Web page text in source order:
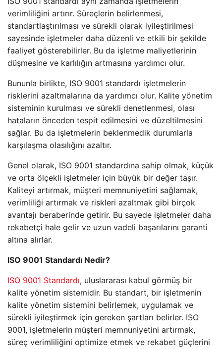
verimliliğini artırır. Süreçlerin belirlenmesi,
standartlaştırılması ve sürekli olarak iyileştirilmesi
sayesinde işletmeler daha düzenli ve etkili bir şekilde
faaliyet gösterebilirler. Bu da işletme maliyetlerinin
düşmesine ve karlılığın artmasına yardımcı olur.
Bununla birlikte, ISO 9001 standardı işletmelerin
risklerini azaltmalarına da yardımcı olur. Kalite yönetim
sisteminin kurulması ve sürekli denetlenmesi, olası
hataların önceden tespit edilmesini ve düzeltilmesini
sağlar. Bu da işletmelerin beklenmedik durumlarla
karşılaşma olasılığını azaltır.
Genel olarak, ISO 9001 standardına sahip olmak, küçük
ve orta ölçekli işletmeler için büyük bir değer taşır.
Kaliteyi artırmak, müşteri memnuniyetini sağlamak,
verimliliği artırmak ve riskleri azaltmak gibi birçok
avantajı beraberinde getirir. Bu sayede işletmeler daha
rekabetçi hale gelir ve uzun vadeli başarılarını garanti
altına alırlar.
ISO 9001 Standardı Nedir?
ISO 9001 Standardı, uluslararası kabul görmüş bir
kalite yönetim sistemidir. Bu standart, bir işletmenin
kalite yönetim sistemini belirlemek, uygulamak ve
sürekli iyileştirmek için gereken şartları belirler. ISO
9001, işletmelerin müşteri memnuniyetini artırmak,
süreç verimliliğini optimize etmek ve rekabet güçlerini